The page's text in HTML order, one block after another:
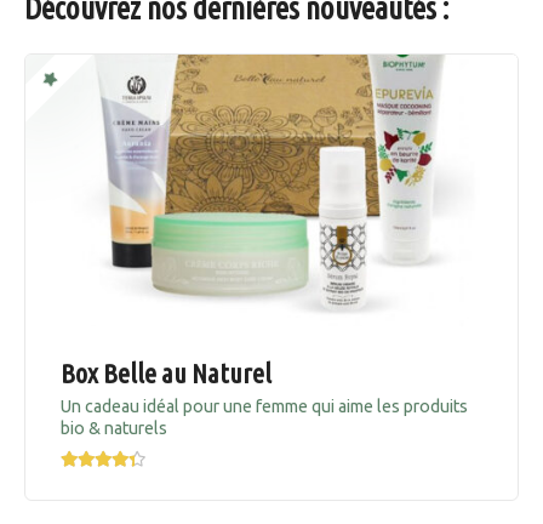
Découvrez nos dernières nouveautés :
Box Belle au Naturel
Un cadeau idéal pour une femme qui aime les produits
bio & naturels